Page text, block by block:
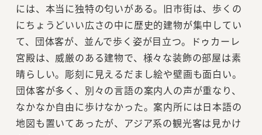
には、本当に独特の匂いがある。旧市街は、歩くの
にちょうどいい広さの中に歴史的建物が集中してい
て、団体客が、並んで歩く姿が目立つ。ドゥカーレ
宮殿は、威厳のある建物で、様々な装飾の部屋は素
晴らしい。彫刻に見えるだまし絵や壁画も面白い。
団体客が多く、別々の言語の案内人の声が重なり、
なかなか自由に歩けなかった。案内所には日本語の
地図も置いてあったが、アジア系の観光客は見かけ